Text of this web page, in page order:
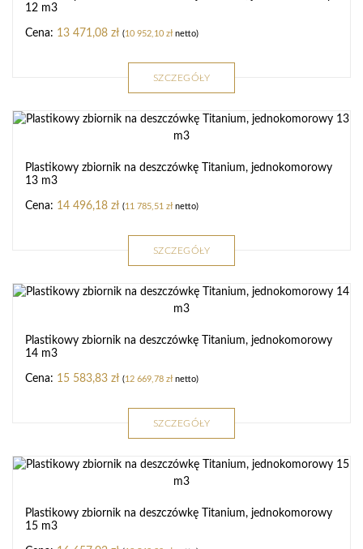
12 m3
13 471,08 zł (10 952,10 złnetto)
SZCZEGÓŁY
Plastikowy zbiornik na deszczówkę Titanium, jednokomorowy
13 m3
14 496,18 zł (11 785,51 złnetto)
SZCZEGÓŁY
Plastikowy zbiornik na deszczówkę Titanium, jednokomorowy
14 m3
15 583,83 zł (12 669,78 złnetto)
SZCZEGÓŁY
Plastikowy zbiornik na deszczówkę Titanium, jednokomorowy
15 m3